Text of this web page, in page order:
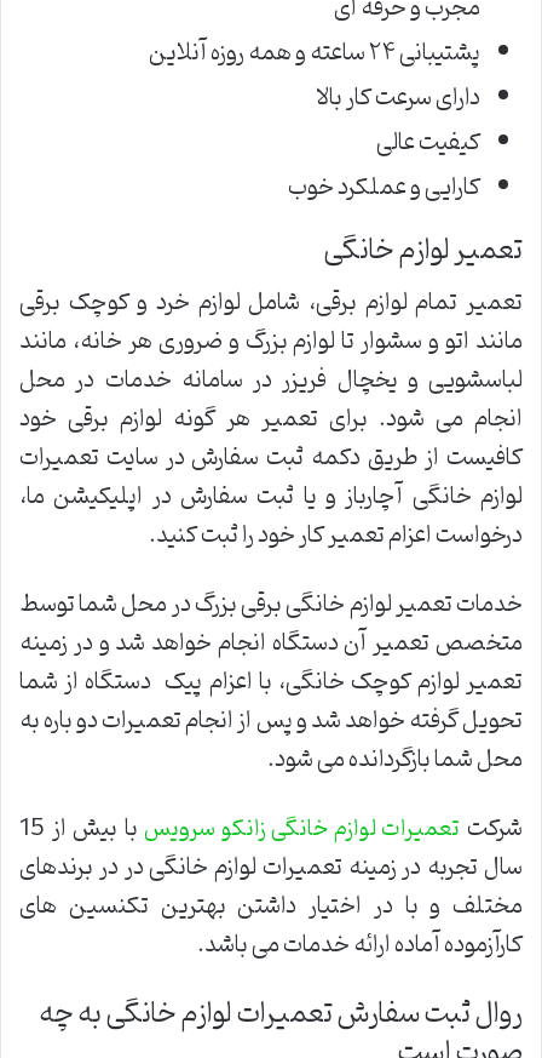
پشتیبانی ۲۴ ساعته و همه روزه آنلاین
دارای سرعت کار بالا
کیفیت عالی
کارایی و عملکرد خوب
تعمیر لوازم خانگی
تعمیر تمام لوازم برقی، شامل لوازم خرد و کوچک برقی
مانند اتو و سشوار تا لوازم بزرگ و ضروری هر خانه، مانند
لباسشویی و یخچال فریزر در سامانه خدمات در محل
انجام می شود. برای تعمیر هر گونه لوازم برقی خود
کافیست از طریق دکمه ثبت سفارش در سایت تعمیرات
لوازم خانگی آچارباز و یا ثبت سفارش در اپلیکیشن ما،
درخواست اعزام تعمیر کار خود را ثبت کنید.
خدمات تعمیر لوازم خانگی برقی بزرگ در محل شما توسط
متخصص تعمیر آن دستگاه انجام خواهد شد و در زمینه
تعمیر لوازم کوچک خانگی، با اعزام پیک دستگاه از شما
تحویل گرفته خواهد شد و پس از انجام تعمیرات دو باره به
محل شما بازگردانده می شود.
شرکت تعمیرات لوازم خانگی زانکو سرویس
با بیش از 15
سال تجربه در زمینه تعمیرات لوازم خانگی در در برندهای
مختلف و با در اختیار داشتن بهترین تکنسین های
کارآزموده آماده ارائه خدمات می باشد.
روال ثبت سفارش تعمیرات لوازم خانگی به چه